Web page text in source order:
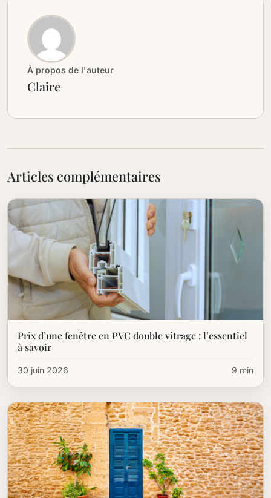
À propos de l'auteur
Claire
Articles complémentaires
Prix d’une fenêtre en PVC double vitrage : l’essentiel
à savoir
30 juin 2026 9 min